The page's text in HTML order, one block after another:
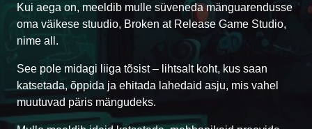
Kui aega on, meeldib mulle süveneda mänguarendusse
oma väikese stuudio, Broken at Release Game Studio,
nime all.
See pole midagi liiga tõsist – lihtsalt koht, kus saan
katsetada, õppida ja ehitada lahedaid asju, mis vahel
muutuvad päris mängudeks.